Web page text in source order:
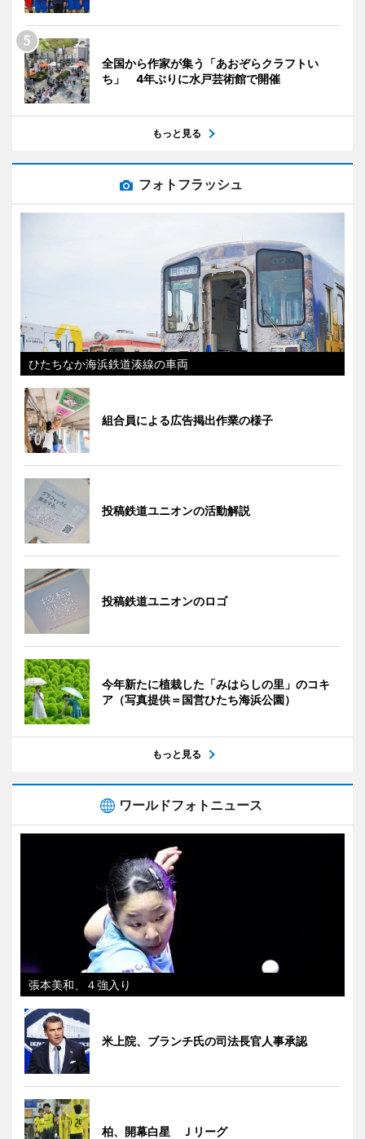
全国から作家が集う「あおぞらクラフトい
ち」 4年ぶりに水戸芸術館で開催
もっと見る
フォトフラッシュ
ひたちなか海浜鉄道湊線の車両
組合員による広告掲出作業の様子
投稿鉄道ユニオンの活動解説
投稿鉄道ユニオンのロゴ
今年新たに植栽した「みはらしの里」のコキ
ア（写真提供＝国営ひたち海浜公園）
もっと見る
ワールドフォトニュース
張本美和、４強入り
米上院、ブランチ氏の司法長官人事承認
柏、開幕白星 Ｊリーグ